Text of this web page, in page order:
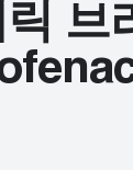
브